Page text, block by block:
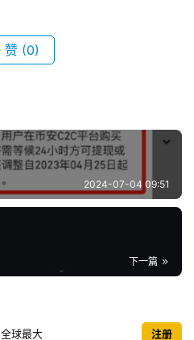
赞 (0)
2024-07-04 09:51
下一篇
全球最大 注册